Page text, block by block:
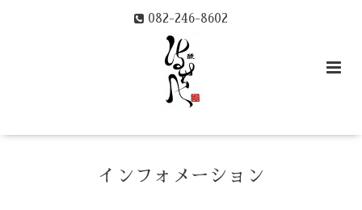
082-246-8602
インフォメーション